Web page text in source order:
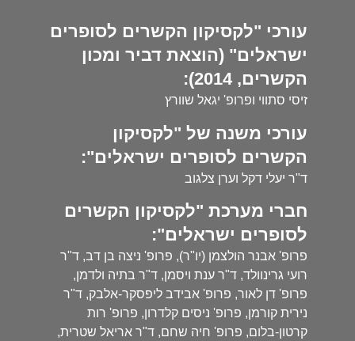
עורכי "לקסיקון הקשרים לסופרים
ישראלים" (הוצאת דביר ומכון
הקשרים, 2014):
זיסי סתווי ופרופ' יגאל שוורץ
עורכי משנה של "לקסיקון
הקשרים לסופרים ישראלים":
ד"ר יעלי דקל וערן צלגוב
חברי מערכת "לקסיקון הקשרים
לסופרים ישראלים":
פרופ' אבנר הולצמן (יו"ר), פרופ' ניצה בן דב, ד"ר
רועי גרינוולד, ד"ר ענת ויסמן, ד"ר בתיה ולדמן,
פרופ' דן לאור, פרופ' אבידב ליפסקר-אלבק, ד"ר
נירית קורמן, פרופ' ניסים קלדרון, פרופ' רות
קרטון-בלום, פרופ' חיה שחם, ד"ר אריאל שטרית,